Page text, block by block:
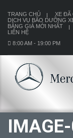
TRANG CHỦ
XE ĐÃ
DỊCH VỤ BÃO DƯỠNG
BẢNG GIÁ MỚI NHẤT
LIÊN HỆ
8:00 AM - 19:00 PM